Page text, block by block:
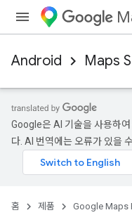
Android Maps
Google은 AI 기술을 사용하
다. AI 번역에는 오류가 있을
홈 제품 Google Maps